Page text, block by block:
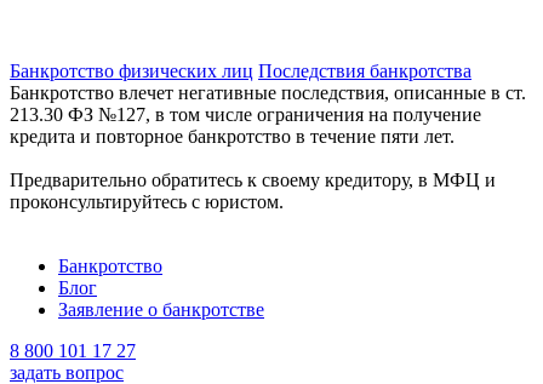
Банкротство физических лиц Последствия банкротства
Банкротство влечет негативные последствия, описанные в ст.
213.30 ФЗ №127, в том числе ограничения на получение
кредита и повторное банкротство в течение пяти лет.
Предварительно обратитесь к своему кредитору, в МФЦ и
проконсультируйтесь с юристом.
Банкротство
Блог
Заявление о банкротстве
8 800 101 17 27
задать вопрос